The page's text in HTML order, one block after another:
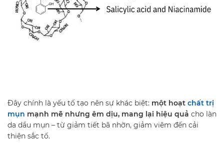
Đây chính là yếu tố tạo nên sự khác biệt: một hoạt chất trị
mụn mạnh mẽ nhưng êm dịu, mang lại hiệu quả cho làn
da dầu mụn – từ giảm tiết bã nhờn, giảm viêm đến cải
thiện sắc tố.